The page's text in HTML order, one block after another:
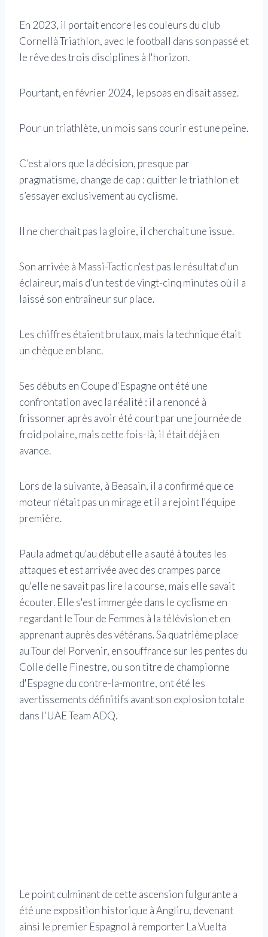
En 2023, il portait encore les couleurs du club
Cornellà Triathlon, avec le football dans son passé et
le rêve des trois disciplines à l'horizon.
Pourtant, en février 2024, le psoas en disait assez.
Pour un triathlète, un mois sans courir est une peine.
C’est alors que la décision, presque par
pragmatisme, change de cap : quitter le triathlon et
s’essayer exclusivement au cyclisme.
Il ne cherchait pas la gloire, il cherchait une issue.
Son arrivée à Massi-Tactic n'est pas le résultat d'un
éclaireur, mais d'un test de vingt-cinq minutes où il a
laissé son entraîneur sur place.
Les chiffres étaient brutaux, mais la technique était
un chèque en blanc.
Ses débuts en Coupe d'Espagne ont été une
confrontation avec la réalité : il a renoncé à
frissonner après avoir été court par une journée de
froid polaire, mais cette fois-là, il était déjà en
avance.
Lors de la suivante, à Beasain, il a confirmé que ce
moteur n'était pas un mirage et il a rejoint l'équipe
première.
Paula admet qu'au début elle a sauté à toutes les
attaques et est arrivée avec des crampes parce
qu'elle ne savait pas lire la course, mais elle savait
écouter. Elle s'est immergée dans le cyclisme en
regardant le Tour de Femmes à la télévision et en
apprenant auprès des vétérans. Sa quatrième place
au Tour del Porvenir, en souffrance sur les pentes du
Colle delle Finestre, ou son titre de championne
d'Espagne du contre-la-montre, ont été les
avertissements définitifs avant son explosion totale
dans l'UAE Team ADQ.
Le point culminant de cette ascension fulgurante a
été une exposition historique à Angliru, devenant
ainsi le premier Espagnol à remporter La Vuelta